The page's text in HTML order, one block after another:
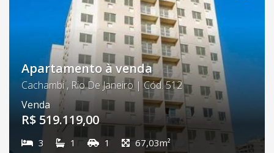
Apartamento à venda
Cachambi , Rio De Janeiro | Cód. 512
Venda
R$ 519.119,00
3 1 1 67,03m²